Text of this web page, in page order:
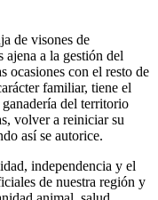
de visones de
a la gestión del
ocasiones con el resto de
familiar, tiene el
del territorio
volver a reiniciar su
así se autorice.
independencia y el
de nuestra región y